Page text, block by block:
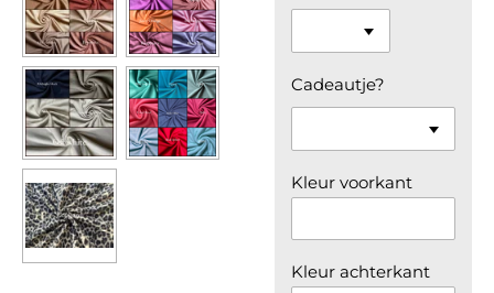
Cadeautje?
Kleur voorkant
Kleur achterkant